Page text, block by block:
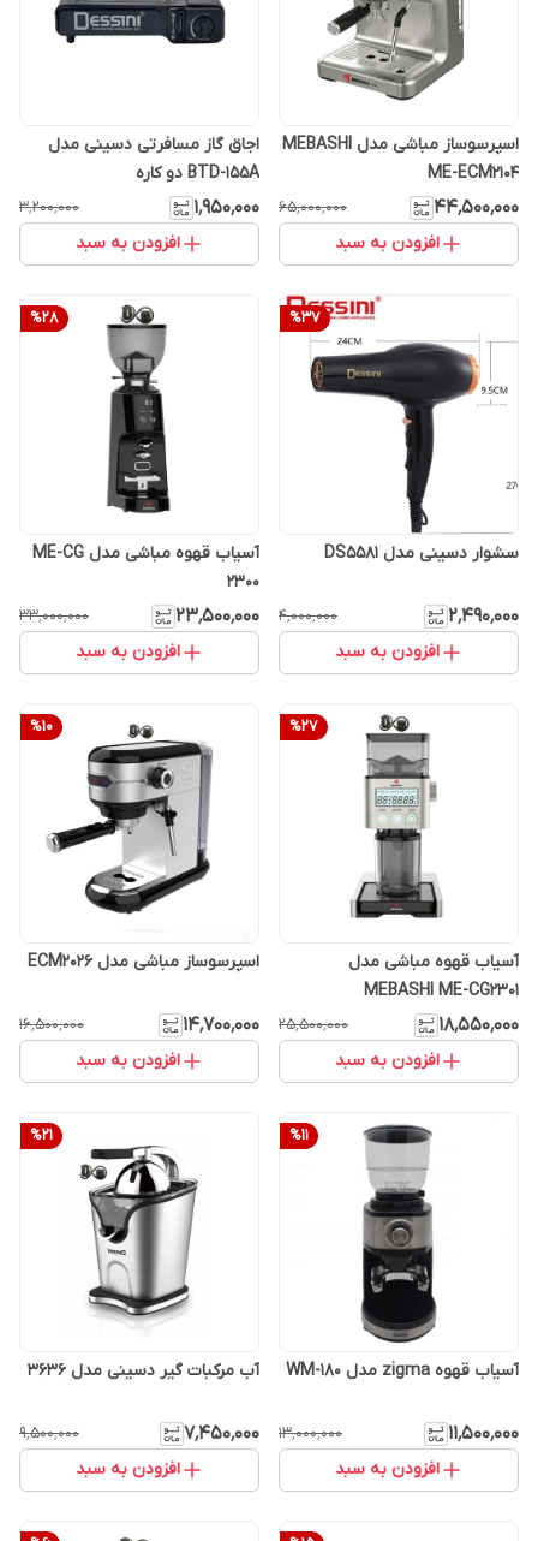
اسپرسوساز مباشی مدل MEBASHI
ME-ECM2104
۴۴٬۵۰۰٬۰۰۰ ۶۵٬۰۰۰٬۰۰۰
افزودن به سبد
اجاق گاز مسافرتی دسینی مدل
BTD-155A دو کاره
۱٬۹۵۰٬۰۰۰ ۳٬۲۰۰٬۰۰۰
افزودن به سبد
%37
سشوار دسینی مدل DS5581
۲٬۴۹۰٬۰۰۰ ۴٬۰۰۰٬۰۰۰
افزودن به سبد
%28
آسیاب قهوه مباشی مدل ME-CG
2300
۲۳٬۵۰۰٬۰۰۰ ۳۳٬۰۰۰٬۰۰۰
افزودن به سبد
%27
آسیاب قهوه مباشی مدل
MEBASHI ME-CG2301
۱۸٬۵۵۰٬۰۰۰ ۲۵٬۵۰۰٬۰۰۰
افزودن به سبد
%10
اسپرسوساز مباشی مدل ECM2026
۱۴٬۷۰۰٬۰۰۰ ۱۶٬۵۰۰٬۰۰۰
افزودن به سبد
%11
آسیاب قهوه zigma مدل WM-180
۱۱٬۵۰۰٬۰۰۰ ۱۳٬۰۰۰٬۰۰۰
افزودن به سبد
%21
آب مرکبات گیر دسینی مدل 3636
۷٬۴۵۰٬۰۰۰ ۹٬۵۰۰٬۰۰۰
افزودن به سبد